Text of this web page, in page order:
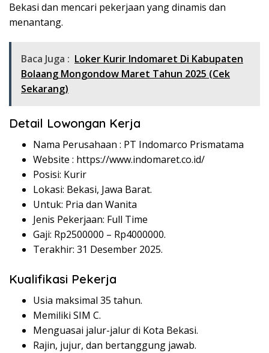
Bekasi dan mencari pekerjaan yang dinamis dan
menantang.
Baca Juga : Loker Kurir Indomaret Di Kabupaten
Bolaang Mongondow Maret Tahun 2025 (Cek
Sekarang)
Detail Lowongan Kerja
Nama Perusahaan : PT Indomarco Prismatama
Website : https://www.indomaret.co.id/
Posisi: Kurir
Lokasi: Bekasi, Jawa Barat.
Untuk: Pria dan Wanita
Jenis Pekerjaan: Full Time
Gaji: Rp2500000 – Rp4000000.
Terakhir: 31 Desember 2025.
Kualifikasi Pekerja
Usia maksimal 35 tahun.
Memiliki SIM C.
Menguasai jalur-jalur di Kota Bekasi.
Rajin, jujur, dan bertanggung jawab.